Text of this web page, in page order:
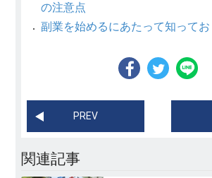
の注意点
副業を始めるにあたって知ってお
PREV
関連記事